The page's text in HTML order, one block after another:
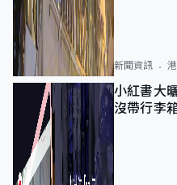
新聞資訊
小紅書大
沒帶行李